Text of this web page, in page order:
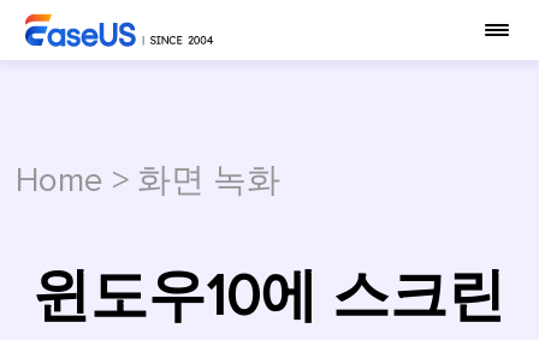
Home > 화면 녹화
윈도우10에 스크린